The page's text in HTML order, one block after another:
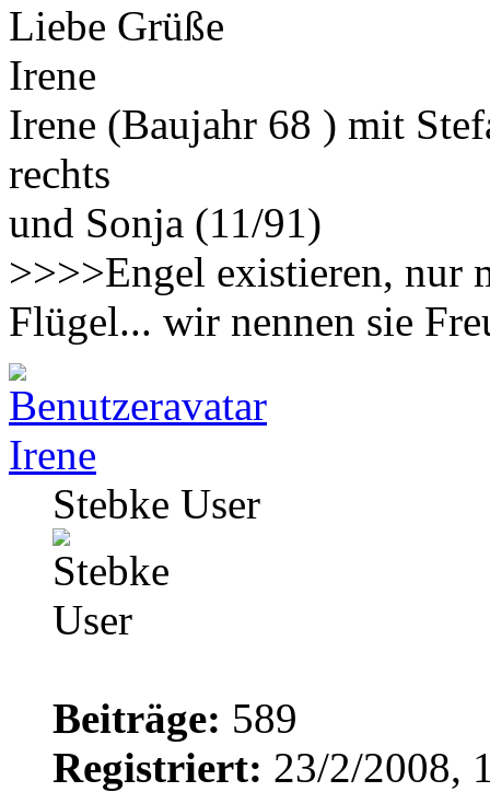
Liebe Grüße
Irene
Irene (Baujahr 68 ) mit
rechts
und Sonja (11/91)
>>>>Engel existieren, nur
Flügel... wir nennen sie
Irene
Stebke User
Beiträge: 589
Registriert: 23/2/2008,